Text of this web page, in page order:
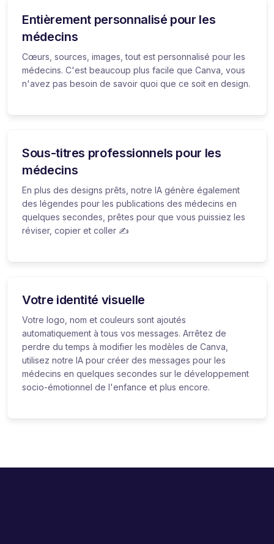
Entièrement personnalisé pour les
médecins
Cœurs, sources, images, tout est personnalisé pour les
médecins. C'est beaucoup plus facile que Canva, vous
n'avez pas besoin de savoir quoi que ce soit en design.
Sous-titres professionnels pour les
médecins
En plus des designs prêts, notre IA génère également
des légendes pour les publications des médecins en
quelques secondes, prêtes pour que vous puissiez les
réviser, copier et coller ✍️
Votre identité visuelle
Votre logo, nom et couleurs sont ajoutés
automatiquement à tous vos messages. Arrêtez de
perdre du temps à modifier les modèles de Canva,
utilisez notre IA pour créer des messages pour les
médecins en quelques secondes sur le développement
socio-émotionnel de l'enfance et plus encore.